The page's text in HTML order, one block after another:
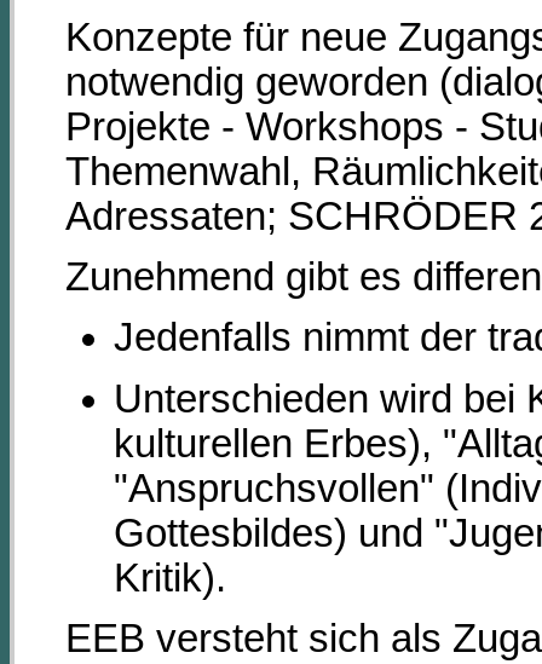
Konzepte für neue
notwendig geworden
Projekte - Workshops -
Themenwahl,
Adressaten; SCHRÖDER
Zunehmend gibt es
Jedenfalls nimmt der
Unterschieden wird bei
kulturellen Erbes),
"Anspruchsvollen"
Gottesbildes) und
Kritik).
EEB versteht sich als